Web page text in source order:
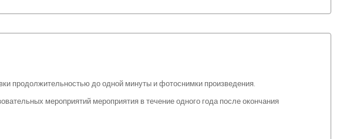
продолжительностью до одной минуты и фотоснимки произведения.
мероприятий мероприятия в течение одного года после окончания